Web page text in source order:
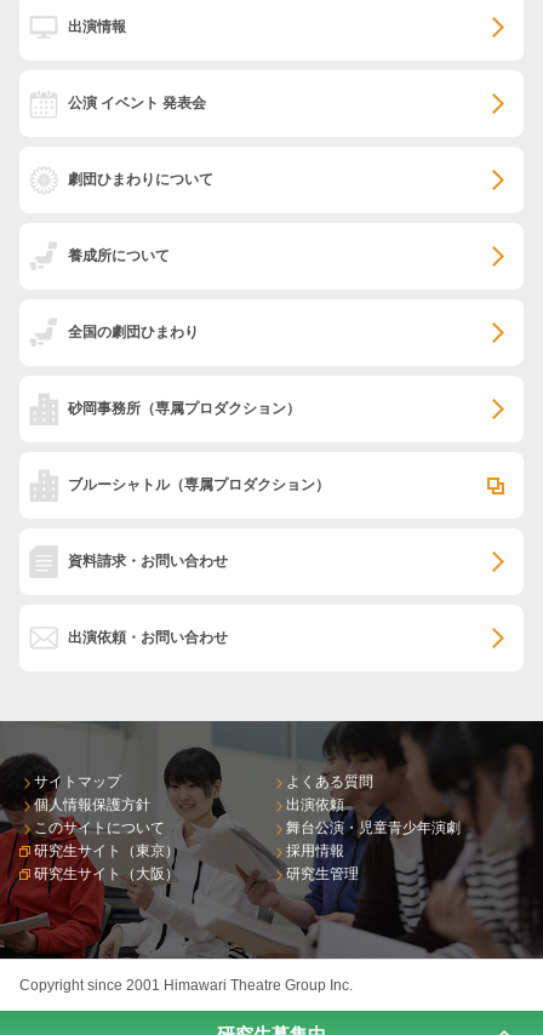
出演情報
公演 イベント 発表会
劇団ひまわりについて
養成所について
全国の劇団ひまわり
砂岡事務所 （専属プロダクション）
ブルーシャトル（専属プロダクション）
資料請求・お問い合わせ
出演依頼・お問い合わせ
サイトマップ
個人情報保護方針
このサイトについて
研究生サイト（東京）
研究生サイト（大阪）
よくある質問
出演依頼
舞台公演・児童青少年演劇
採用情報
研究生管理
Copyright since 2001 Himawari Theatre Group Inc.